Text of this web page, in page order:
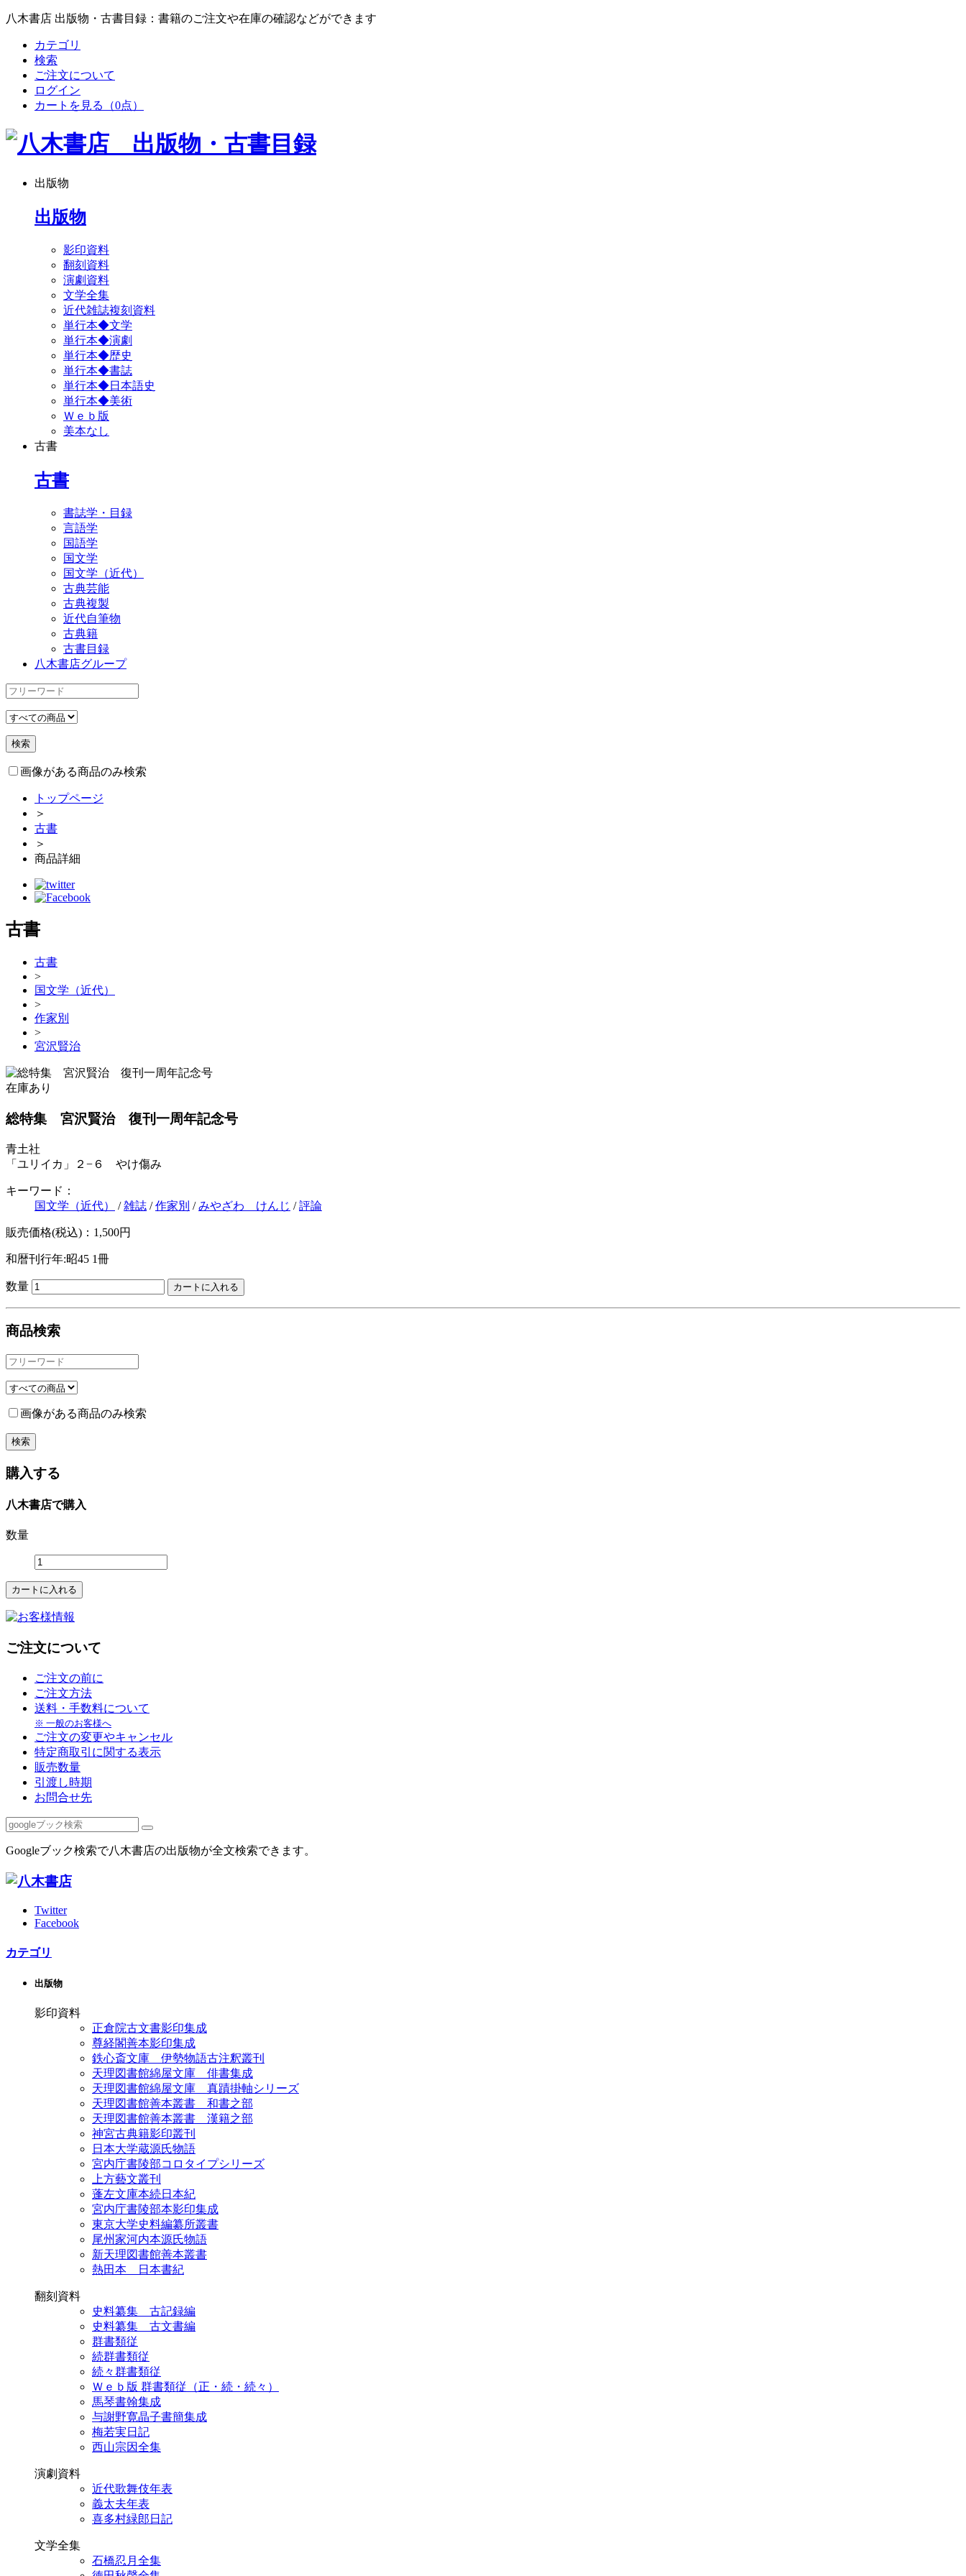
八木書店 出版物・古書目録：書籍のご注文や在庫の確認などができます
カテゴリ
検索
ご注文について
ログイン
カートを見る
（0点）
出版物
出版物
影印資料
翻刻資料
演劇資料
文学全集
近代雑誌複刻資料
単行本◆文学
単行本◆演劇
単行本◆歴史
単行本◆書誌
単行本◆日本語史
単行本◆美術
Ｗｅｂ版
美本なし
古書
古書
書誌学・目録
言語学
国語学
国文学
国文学（近代）
古典芸能
古典複製
近代自筆物
古典籍
古書目録
八木書店グループ
画像がある商品のみ検索
トップページ
＞
古書
＞
商品詳細
古書
古書
>
国文学（近代）
>
作家別
>
宮沢賢治
在庫あり
総特集 宮沢賢治 復刊一周年記念号
青土社
「ユリイカ」２−６ やけ傷み
キーワード：
国文学（近代）
/雑誌 /作家別 /みやざわ けんじ /評論
販売価格(税込)：1,500円
和暦刊行年:昭45 1冊
数量
商品検索
画像がある商品のみ検索
購入する
八木書店で購入
数量
ご注文について
ご注文の前に
ご注文方法
送料・手数料について
※ 一般のお客様へ
ご注文の変更やキャンセル
特定商取引に関する表示
販売数量
引渡し時期
お問合せ先
Googleブック検索で八木書店の出版物が全文検索できます。
Twitter
Facebook
カテゴリ
出版物
影印資料
正倉院古文書影印集成
尊経閣善本影印集成
鉄心斎文庫 伊勢物語古注釈叢刊
天理図書館綿屋文庫 俳書集成
天理図書館綿屋文庫 真蹟掛軸シリーズ
天理図書館善本叢書 和書之部
天理図書館善本叢書 漢籍之部
神宮古典籍影印叢刊
日本大学蔵源氏物語
宮内庁書陵部コロタイプシリーズ
上方藝文叢刊
蓬左文庫本続日本紀
宮内庁書陵部本影印集成
東京大学史料編纂所叢書
尾州家河内本源氏物語
新天理図書館善本叢書
熱田本 日本書紀
翻刻資料
史料纂集 古記録編
史料纂集 古文書編
群書類従
続群書類従
続々群書類従
Ｗｅｂ版 群書類従（正・続・続々）
馬琴書翰集成
与謝野寛晶子書簡集成
梅若実日記
西山宗因全集
演劇資料
近代歌舞伎年表
義太夫年表
喜多村緑郎日記
文学全集
石橋忍月全集